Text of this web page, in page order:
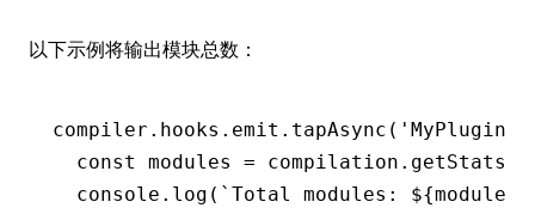
以下示例将输出模块总数：
compiler . hooks . emit .tapAsync ( 'MyPlugin'
  const
modules = compilation .getStats
  console
.log ( `Total modules: ${modules